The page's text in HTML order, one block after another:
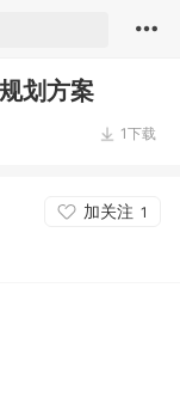
划方案
1下载
加关注 1